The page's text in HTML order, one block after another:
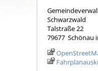
Schwarzwald
Talstraße 22
79677 Schönau